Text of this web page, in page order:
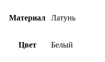
Материал Латунь
Цвет Белый